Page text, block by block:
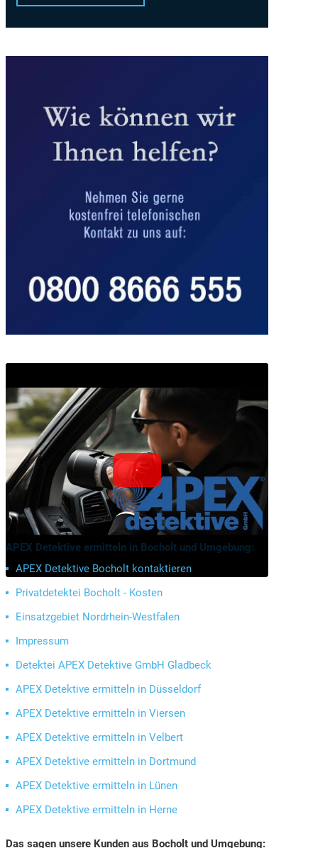
APEX Detektive ermitteln in Bocholt und Umgebung:
APEX Detektive Bocholt kontaktieren
Privatdetektei Bocholt - Kosten
Einsatzgebiet Nordrhein-Westfalen
Impressum
Detektei APEX Detektive GmbH Gladbeck
APEX Detektive ermitteln in Düsseldorf
APEX Detektive ermitteln in Viersen
APEX Detektive ermitteln in Velbert
APEX Detektive ermitteln in Dortmund
APEX Detektive ermitteln in Lünen
APEX Detektive ermitteln in Herne
Das sagen unsere Kunden aus Bocholt und Umgebung: